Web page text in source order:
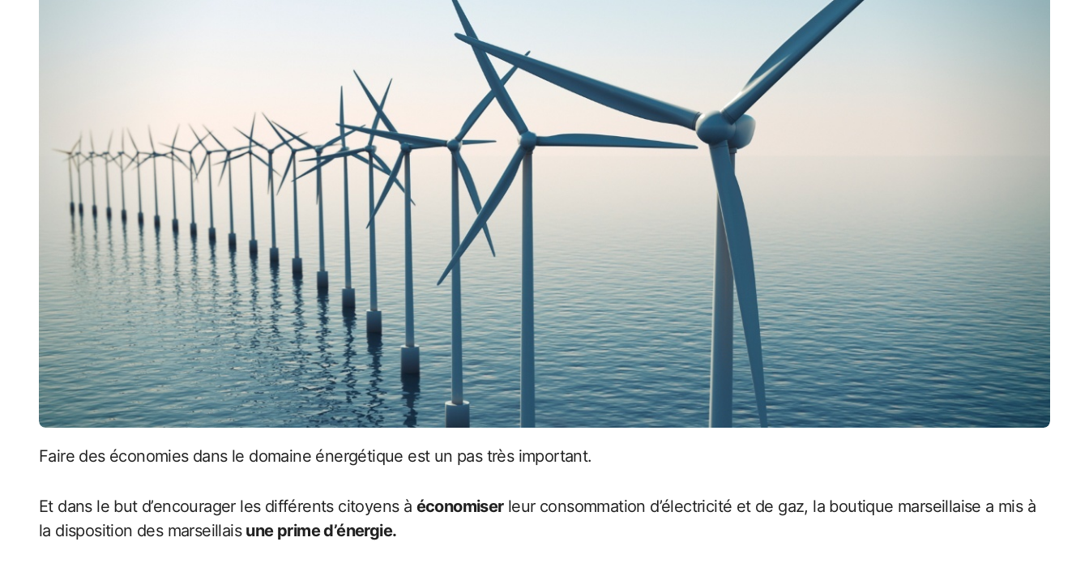
Faire des économies dans le domaine énergétique est un pas très important.
Et dans le but d’encourager les différents citoyens à économiserleur consommation d’électricité et de gaz, la boutique marseillaise a mis à
la disposition des marseillais une prime d’énergie.